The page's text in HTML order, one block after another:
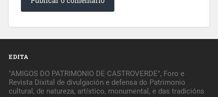
EDITA
"AMIGOS DO PATRIMONIO DE CASTROVERDE", Foro e
Revista Dixital de divulgación e defensa do Patrimonio
cultural, de natureza, artístico, monumental, e das tradicións